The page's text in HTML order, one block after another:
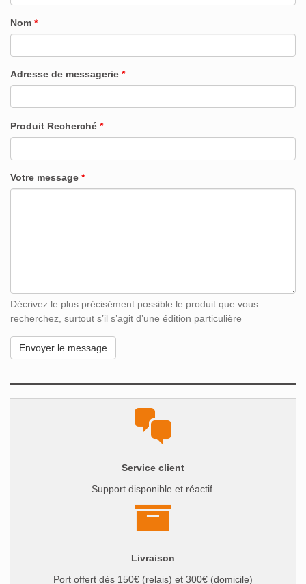
Nom *
Adresse de messagerie *
Produit Recherché *
Votre message *
Décrivez le plus précisément possible le produit que vous
recherchez, surtout s’il s’agit d’une édition particulière
Service client
Support disponible et réactif.
Livraison
Port offert dès 150€ (relais) et 300€ (domicile)